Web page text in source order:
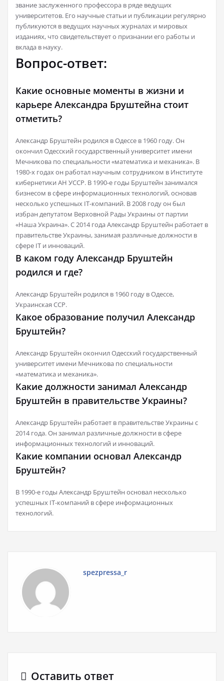
звание заслуженного профессора в ряде ведущих
университетов. Его научные статьи и публикации регулярно
публикуются в ведущих научных журналах и мировых
изданиях, что свидетельствует о признании его работы и
вклада в науку.
Вопрос-ответ:
Какие основные моменты в жизни и
карьере Александра Бруштейна стоит
отметить?
Александр Бруштейн родился в Одессе в 1960 году. Он
окончил Одесский государственный университет имени
Мечникова по специальности «математика и механика». В
1980-х годах он работал научным сотрудником в Институте
кибернетики АН УССР. В 1990-е годы Бруштейн занимался
бизнесом в сфере информационных технологий, основав
несколько успешных IT-компаний. В 2008 году он был
избран депутатом Верховной Рады Украины от партии
«Наша Украина». С 2014 года Александр Бруштейн работает в
правительстве Украины, занимая различные должности в
сфере IT и инноваций.
В каком году Александр Бруштейн
родился и где?
Александр Бруштейн родился в 1960 году в Одессе,
Украинская ССР.
Какое образование получил Александр
Бруштейн?
Александр Бруштейн окончил Одесский государственный
университет имени Мечникова по специальности
«математика и механика».
Какие должности занимал Александр
Бруштейн в правительстве Украины?
Александр Бруштейн работает в правительстве Украины с
2014 года. Он занимал различные должности в сфере
информационных технологий и инноваций.
Какие компании основал Александр
Бруштейн?
В 1990-е годы Александр Бруштейн основал несколько
успешных IT-компаний в сфере информационных
технологий.
spezpressa_r
Оставить ответ